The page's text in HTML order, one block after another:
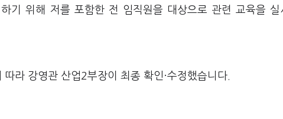
기 위해 저를 포함한 전 임직원을 대상으로 관련 교육을 실
라 강영관 산업2부장이 최종 확인·수정했습니다.